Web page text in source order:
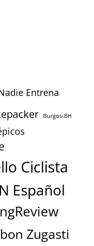
Entrena
Burgos-BH
Ciclista
Español
Zugasti